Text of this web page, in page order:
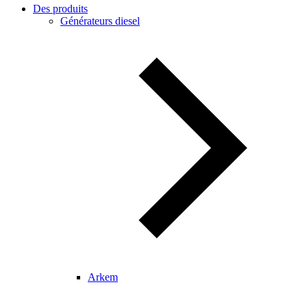
Des produits
Générateurs diesel
Arkem